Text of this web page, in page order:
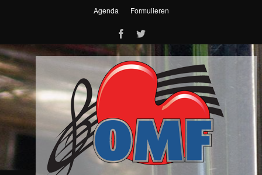
Agenda Formulieren